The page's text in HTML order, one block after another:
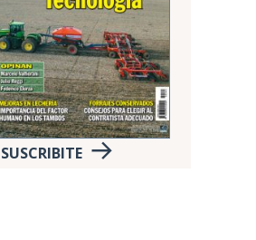
SUSCRIBITE